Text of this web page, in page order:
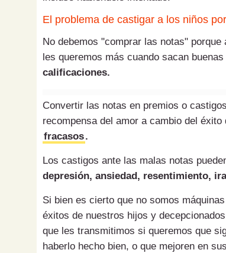
El problema de castigar a los niños
No debemos "comprar las notas"
les queremos más cuando sacan
calificaciones.
Convertir las notas en premios o
recompensa del amor a cambio del
fracasos.
Los castigos ante las malas notas
depresión, ansiedad, resentimiento,
Si bien es cierto que no somos
éxitos de nuestros hijos y
que les transmitimos si queremos que
haberlo hecho bien, o que mejoren en